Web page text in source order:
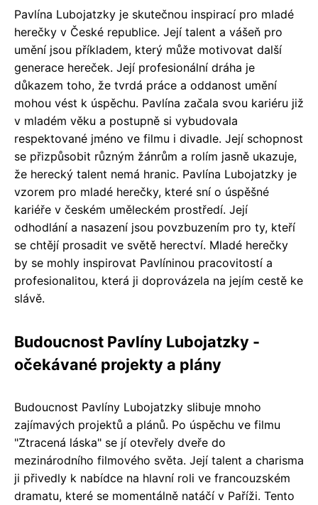
Pavlína Lubojatzky je skutečnou inspirací pro mladé
herečky v České republice. Její talent a vášeň pro
umění jsou příkladem, který může motivovat další
generace hereček. Její profesionální dráha je
důkazem toho, že tvrdá práce a oddanost umění
mohou vést k úspěchu. Pavlína začala svou kariéru již
v mladém věku a postupně si vybudovala
respektované jméno ve filmu i divadle. Její schopnost
se přizpůsobit různým žánrům a rolím jasně ukazuje,
že herecký talent nemá hranic. Pavlína Lubojatzky je
vzorem pro mladé herečky, které sní o úspěšné
kariéře v českém uměleckém prostředí. Její
odhodlání a nasazení jsou povzbuzením pro ty, kteří
se chtějí prosadit ve světě herectví. Mladé herečky
by se mohly inspirovat Pavlíninou pracovitostí a
profesionalitou, která ji doprovázela na jejím cestě ke
slávě.
Budoucnost Pavlíny Lubojatzky -
očekávané projekty a plány
Budoucnost Pavlíny Lubojatzky slibuje mnoho
zajímavých projektů a plánů. Po úspěchu ve filmu
"Ztracená láska" se jí otevřely dveře do
mezinárodního filmového světa. Její talent a charisma
ji přivedly k nabídce na hlavní roli ve francouzském
dramatu, které se momentálně natáčí v Paříži. Tento